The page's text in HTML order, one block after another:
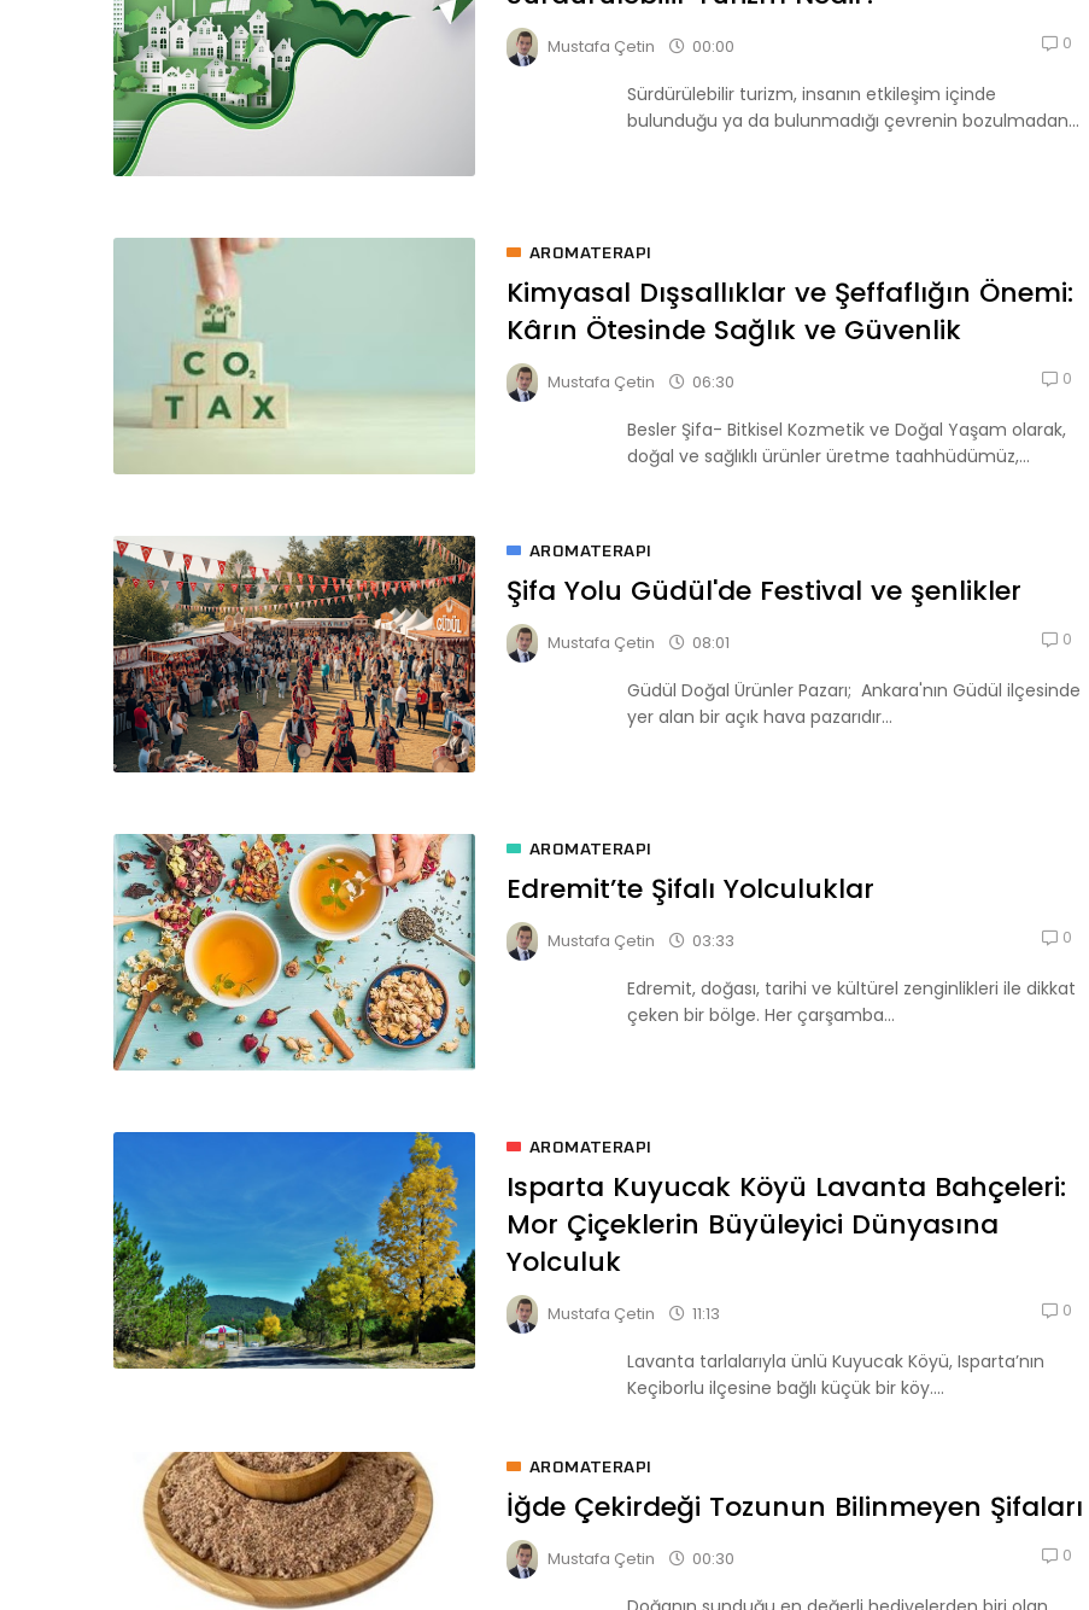
Mustafa Çetin 00:00 0
Sürdürülebilir turizm, insanın etkileşim içinde
bulunduğu ya da bulunmadığı çevrenin bozulmadan...
AROMATERAPI
Kimyasal Dışsallıklar ve Şeffaflığın Önemi:
Kârın Ötesinde Sağlık ve Güvenlik
Mustafa Çetin 06:30 0
Besler Şifa- Bitkisel Kozmetik ve Doğal Yaşam olarak,
doğal ve sağlıklı ürünler üretme taahhüdümüz,...
AROMATERAPI
Şifa Yolu Güdül'de Festival ve şenlikler
Mustafa Çetin 08:01 0
Güdül Doğal Ürünler Pazarı; Ankara'nın Güdül ilçesinde
yer alan bir açık hava pazarıdır...
AROMATERAPI
Edremit’te Şifalı Yolculuklar
Mustafa Çetin 03:33 0
Edremit, doğası, tarihi ve kültürel zenginlikleri ile dikkat
çeken bir bölge. Her çarşamba...
AROMATERAPI
Isparta Kuyucak Köyü Lavanta Bahçeleri:
Mor Çiçeklerin Büyüleyici Dünyasına
Yolculuk
Mustafa Çetin 11:13 0
Lavanta tarlalarıyla ünlü Kuyucak Köyü, Isparta’nın
Keçiborlu ilçesine bağlı küçük bir köy....
AROMATERAPI
İğde Çekirdeği Tozunun Bilinmeyen Şifaları
Mustafa Çetin 00:30 0